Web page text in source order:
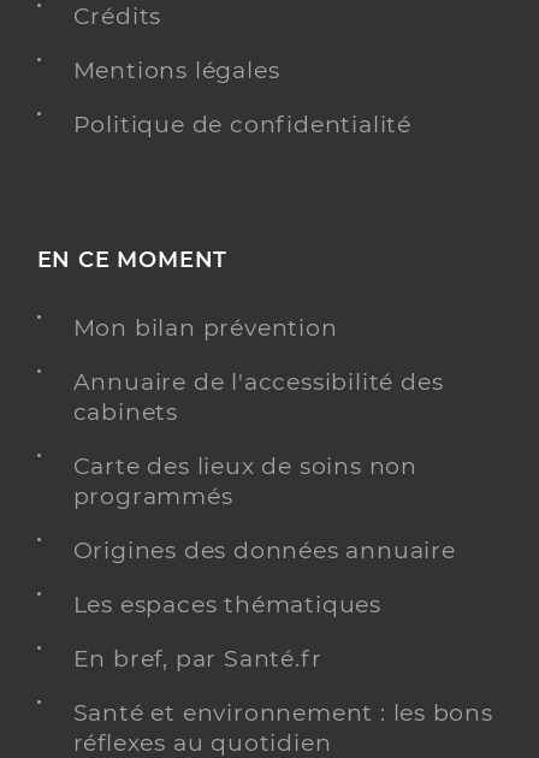
Crédits
Mentions légales
Politique de confidentialité
EN CE MOMENT
Mon bilan prévention
Annuaire de l'accessibilité des
cabinets
Carte des lieux de soins non
programmés
Origines des données annuaire
Les espaces thématiques
En bref, par Santé.fr
Santé et environnement : les bons
réflexes au quotidien